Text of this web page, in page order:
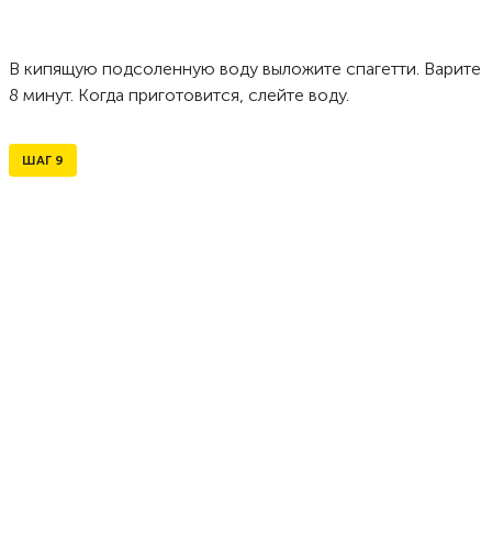
В кипящую подсоленную воду выложите спагетти. Варите
8 минут. Когда приготовится, слейте воду.
ШАГ 9